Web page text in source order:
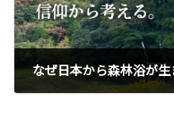
なぜ日本から森林浴が生